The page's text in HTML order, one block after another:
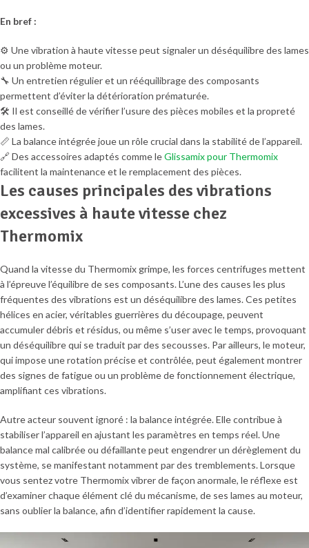
En bref :
⚙️ Une vibration à haute vitesse peut signaler un déséquilibre des lames
ou un problème moteur.
🔧 Un entretien régulier et un rééquilibrage des composants
permettent d’éviter la détérioration prématurée.
🛠️ Il est conseillé de vérifier l’usure des pièces mobiles et la propreté
des lames.
📏 La balance intégrée joue un rôle crucial dans la stabilité de l’appareil.
🔗 Des accessoires adaptés comme leGlissamix pour Thermomix
facilitent la maintenance et le remplacement des pièces.
Les causes principales des vibrations
excessives à haute vitesse chez
Thermomix
Quand la vitesse du Thermomix grimpe, les forces centrifuges mettent
à l’épreuve l’équilibre de ses composants. L’une des causes les plus
fréquentes des vibrations est un déséquilibre des lames. Ces petites
hélices en acier, véritables guerrières du découpage, peuvent
accumuler débris et résidus, ou même s’user avec le temps, provoquant
un déséquilibre qui se traduit par des secousses. Par ailleurs, le moteur,
qui impose une rotation précise et contrôlée, peut également montrer
des signes de fatigue ou un problème de fonctionnement électrique,
amplifiant ces vibrations.
Autre acteur souvent ignoré : la balance intégrée. Elle contribue à
stabiliser l’appareil en ajustant les paramètres en temps réel. Une
balance mal calibrée ou défaillante peut engendrer un dérèglement du
système, se manifestant notamment par des tremblements. Lorsque
vous sentez votre Thermomix vibrer de façon anormale, le réflexe est
d’examiner chaque élément clé du mécanisme, de ses lames au moteur,
sans oublier la balance, afin d’identifier rapidement la cause.